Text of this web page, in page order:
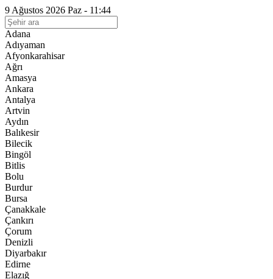
9 Ağustos 2026 Paz - 11:44
Adana
Adıyaman
Afyonkarahisar
Ağrı
Amasya
Ankara
Antalya
Artvin
Aydın
Balıkesir
Bilecik
Bingöl
Bitlis
Bolu
Burdur
Bursa
Çanakkale
Çankırı
Çorum
Denizli
Diyarbakır
Edirne
Elazığ